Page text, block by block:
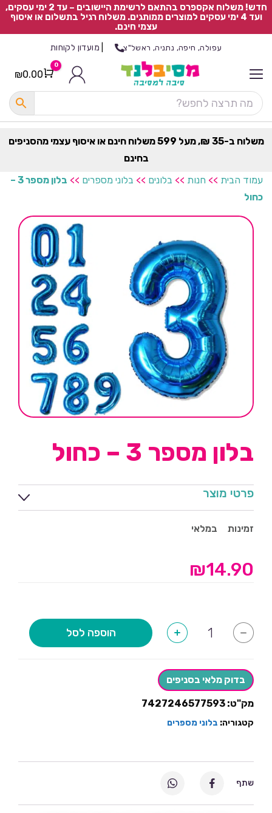
חדש! משלוח אקספרס בהתאם לרשימת היישובים – עד 2 ימי עסקים,
ועד 4 ימי עסקים למוצרים ממותגים. משלוח רגיל בתשלום או איסוף
עצמי חינם.
עפולה, חיפה, נתניה, ראשל"צ מועדון לקוחות
Cart
0
₪0.00
משלוח ב-35 ₪, מעל 599 משלוח חינם או איסוף עצמי מהסניפים
בחינם
עמוד הבית >> חנות >> בלונים >> בלוני מספרים >>
בלון מספר 3 –
כחול
בלון מספר 3 – כחול
פרטי מוצר
זמינות במלאי
₪14.90
-
של
כחול
+ הוספה לסל
בדוק מלאי בסניפים
מק"ט: 7427246577593
קטגוריה: בלוני מספרים
שתף